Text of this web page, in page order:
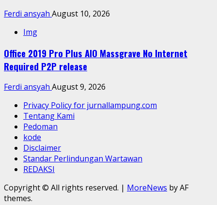
Ferdi ansyah August 10, 2026
Img
Office 2019 Pro Plus AIO Massgrave No Internet
Required P2P release
Ferdi ansyah August 9, 2026
Privacy Policy for jurnallampung.com
Tentang Kami
Pedoman
kode
Disclaimer
Standar Perlindungan Wartawan
REDAKSI
Copyright © All rights reserved. | MoreNews by AF
themes.